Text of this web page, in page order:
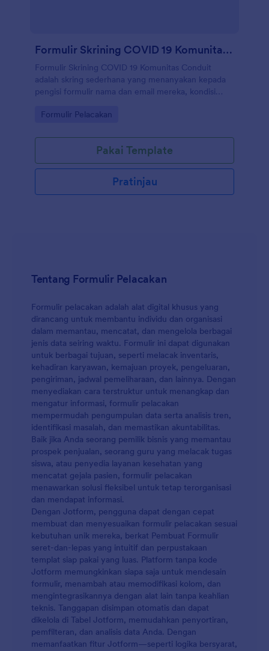
Formulir Skrining COVID 19 Komunitas Conduit
Formulir Skrining COVID 19 Komunitas Conduit
adalah skring sederhana yang menanyakan kepada
pengisi formulir nama dan email mereka, kondisi
didiagnosis Covid-19 atau melakukan perjalanan ke
risiko potensi paparan dan mengambil tindakan
pencegahan untuk melindungi komunitas dan Anda.
Gunakan Pembuat Formulir seret dan lepas kami
untuk mengubah Formulir Skrining Covid-19
Komunitas Conduit sesuai dengan kebutuhan Anda.
Go to Category:
Formulir Pelacakan
Pakai Template
Pratinjau
Tentang Formulir Pelacakan
Formulir pelacakan adalah alat digital khusus yang
dirancang untuk membantu individu dan organisasi
dalam memantau, mencatat, dan mengelola berbagai
jenis data seiring waktu. Formulir ini dapat digunakan
untuk berbagai tujuan, seperti melacak inventaris,
kehadiran karyawan, kemajuan proyek, pengeluaran,
pengiriman, jadwal pemeliharaan, dan lainnya. Dengan
menyediakan cara terstruktur untuk menangkap dan
mengatur informasi, formulir pelacakan
mempermudah pengumpulan data serta analisis tren,
identifikasi masalah, dan memastikan akuntabilitas.
Baik jika Anda seorang pemilik bisnis yang memantau
prospek penjualan, seorang guru yang melacak tugas
siswa, atau penyedia layanan kesehatan yang
mencatat gejala pasien, formulir pelacakan
menawarkan solusi fleksibel untuk tetap terorganisasi
dan mendapat informasi.
Dengan Jotform, pengguna dapat dengan cepat
membuat dan menyesuaikan formulir pelacakan sesuai
kebutuhan unik mereka, berkat Pembuat Formulir
seret-dan-lepas yang intuitif dan perpustakaan
templat siap pakai yang luas. Platform tanpa kode
Jotform memungkinkan siapa saja untuk mendesain
formulir, menambah atau memodifikasi kolom, dan
mengintegrasikannya dengan alat lain tanpa keahlian
teknis. Tanggapan disimpan otomatis dan dapat
dikelola di Tabel Jotform, memudahkan penyortiran,
pemfilteran, dan analisis data Anda. Dengan
memanfaatkan fitur Jotform—seperti logika bersyarat,